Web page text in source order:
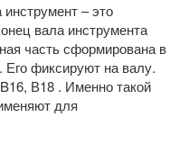
инструмент – это
вала инструмента
часть сформирована в
Его фиксируют на валу.
В18 . Именно такой
для